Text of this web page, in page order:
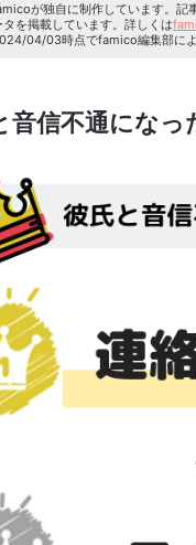
が独自に制作しています。記
を掲載しています。詳しくは
04/03時点でfamico編集部によ
音信不通にな